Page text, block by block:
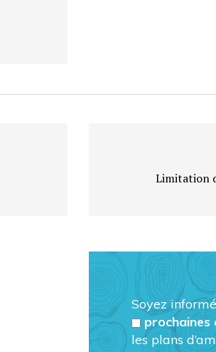
Limitation
Soyez
prochaines
les plans